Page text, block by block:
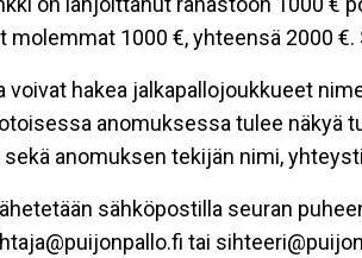
molemmat 1000 €, yhteensä 2000
voivat hakea jalkapallojoukkueet
anomuksessa tulee näkyä
anomuksen tekijän nimi,
sähköpostilla seuran
tai